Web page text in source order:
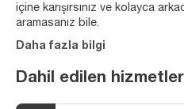
içine karışırsınız ve kolayca
aramasanız bile.
Daha fazla bilgi
Dahil edilen hizmetler